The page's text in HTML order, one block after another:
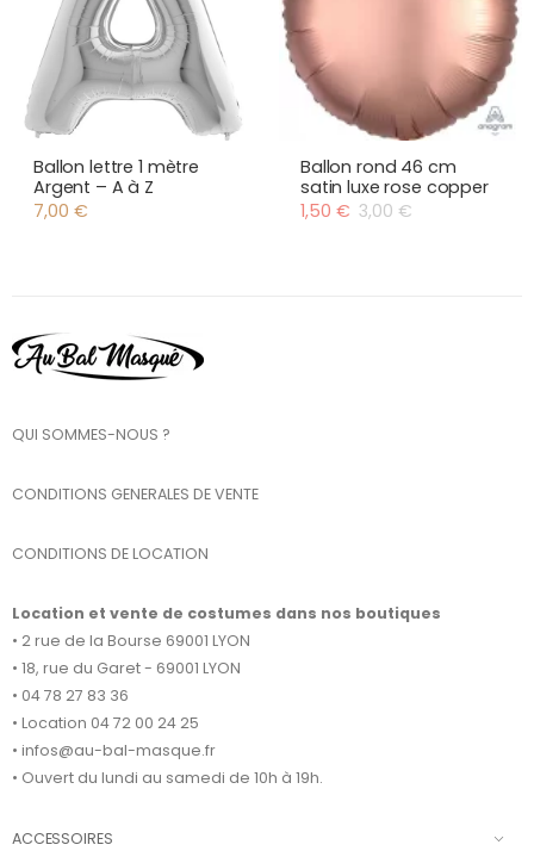
Ballon lettre 1 mètre
Argent – A à Z
7,00 €
Ballon rond 46 cm
satin luxe rose copper
3,00 €
Le
1,50 €
Le
QUI SOMMES-NOUS ?
CONDITIONS GENERALES DE VENTE
CONDITIONS DE LOCATION
Location et vente de costumes dans nos boutiques
• 2 rue de la Bourse 69001 LYON
• 18, rue du Garet - 69001 LYON
• 04 78 27 83 36
• Location 04 72 00 24 25
• infos@au-bal-masque.fr
• Ouvert du lundi au samedi de 10h à 19h.
ACCESSOIRES